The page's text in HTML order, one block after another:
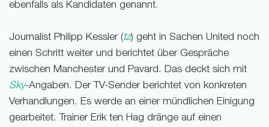
ebenfalls als Kandidaten genannt.
Journalist Philipp Kessler (tz) geht in Sachen United noch
einen Schritt weiter und berichtet über Gespräche
zwischen Manchester und Pavard. Das deckt sich mit
Sky-Angaben. Der TV-Sender berichtet von konkreten
Verhandlungen. Es werde an einer mündlichen Einigung
gearbeitet. Trainer Erik ten Hag dränge auf einen